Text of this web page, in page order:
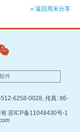
« 返回周末分享
6258-0028, 传真: 86-
苏ICP备11048430号-1